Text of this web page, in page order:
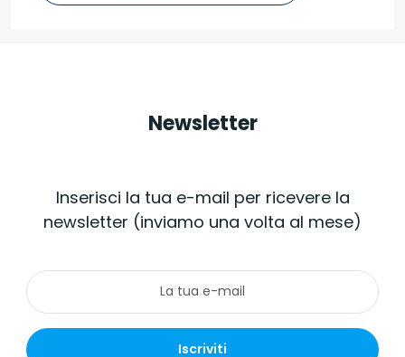
Newsletter
Inserisci la tua e-mail per ricevere la
newsletter (inviamo una volta al mese)
Iscriviti